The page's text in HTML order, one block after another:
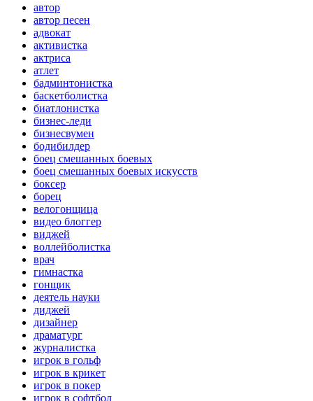
автор
автор песен
адвокат
активистка
актриса
атлет
бадминтонистка
баскетболистка
биатлонистка
бизнес-леди
бизнесвумен
бодибилдер
боец смешанных боевых
боец смешанных боевых искусств
боксер
борец
велогонщица
видео блоггер
виджей
воллейболистка
врач
гимнастка
гонщик
деятель науки
диджей
дизайнер
драматург
журналистка
игрок в гольф
игрок в крикет
игрок в покер
игрок в софтбол